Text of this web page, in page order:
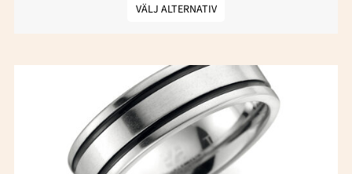
VÄLJ ALTERNATIV
Den
här
produkten
har
flera